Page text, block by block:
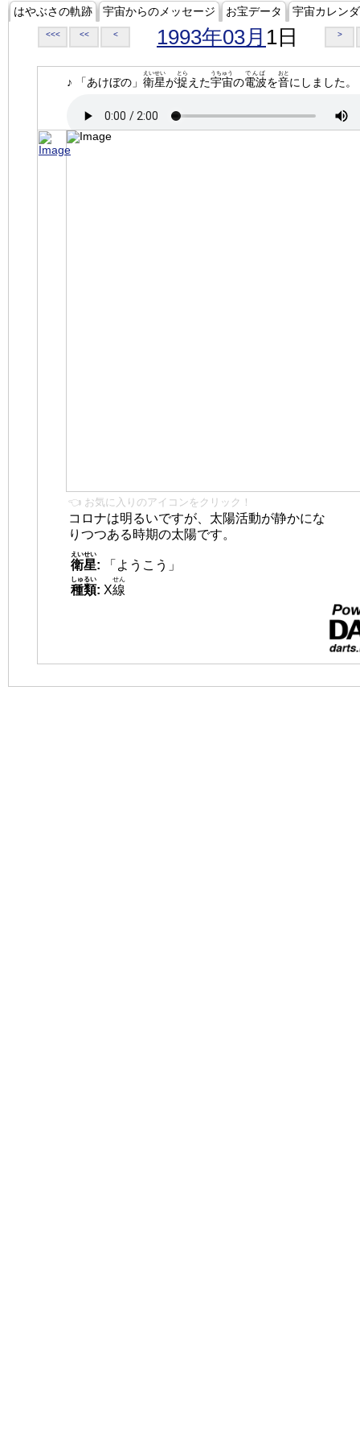
はやぶさの軌跡 宇宙からのメッセージ お宝データ 宇宙カレン
<<< << < 1993年03月 1日 >
♪ 「あけぼの」 衛星
えいせい
が捉
とら
えた宇宙
うちゅう
の電波
でんぱ
を音
おと
にしました。
👈 お気に入りのアイコンをクリック！
コロナは明るいですが、太陽活動が静かにな
りつつある時期の太陽です。
衛星
えいせい
:
「ようこう」
種類
しゅるい
: X線
せん